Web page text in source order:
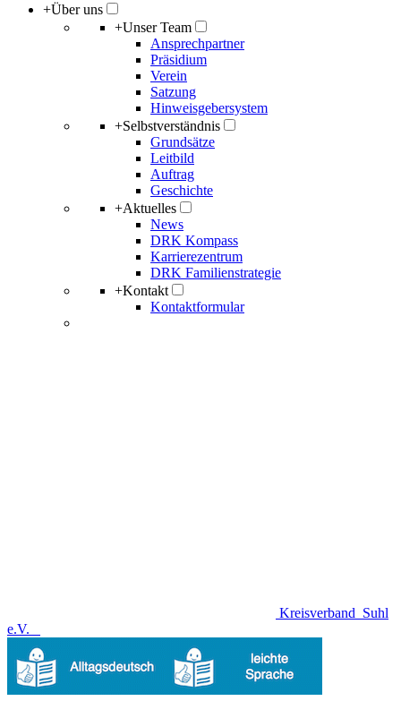
+Über uns
+Unser Team
Ansprechpartner
Präsidium
Verein
Satzung
Hinweisgebersystem
+Selbstverständnis
Grundsätze
Leitbild
Auftrag
Geschichte
+Aktuelles
News
DRK Kompass
Karrierezentrum
DRK Familienstrategie
+Kontakt
Kontaktformular
Kreisverband Suhl
e.V.